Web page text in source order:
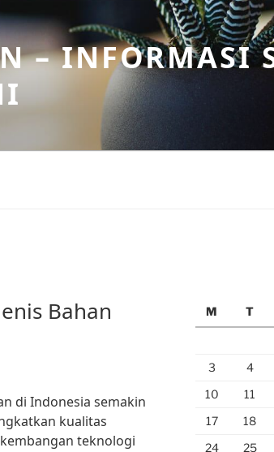
– INFORMASI
Bahan
di Indonesia semakin
kualitas
teknologi
M
T
3
4
10
11
17
18
24
25